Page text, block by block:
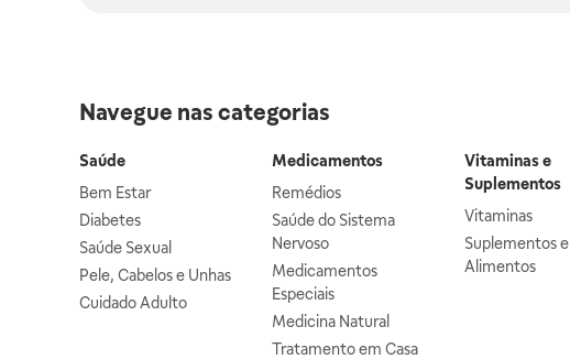
Navegue nas categorias
Saúde
Bem Estar
Diabetes
Saúde Sexual
Pele, Cabelos e Unhas
Cuidado Adulto
Medicamentos
Remédios
Saúde do Sistema
Nervoso
Medicamentos
Especiais
Medicina Natural
Tratamento em Casa
Vitaminas e
Suplementos
Vitaminas
Suplementos e
Alimentos